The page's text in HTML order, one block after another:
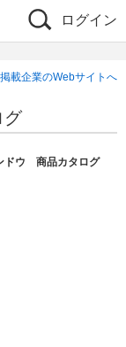
ログイン
掲載企業のWebサイトへ
グ
ドウ 商品カタログ